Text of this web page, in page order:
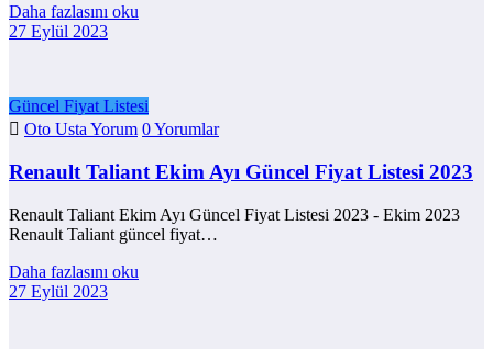
Daha fazlasını oku
27 Eylül 2023
Güncel Fiyat Listesi
Oto Usta Yorum 0 Yorumlar
Renault Taliant Ekim Ayı Güncel Fiyat Listesi 2023
Renault Taliant Ekim Ayı Güncel Fiyat Listesi 2023 - Ekim 2023
Renault Taliant güncel fiyat…
Daha fazlasını oku
27 Eylül 2023